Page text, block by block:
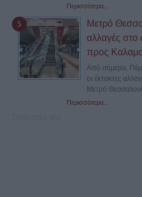
Περισσότερα...
Μετρό
αλλαγές στο
προς
Από σήμερα,
οι έκτακτες
Μετρό
Περισσότερα...